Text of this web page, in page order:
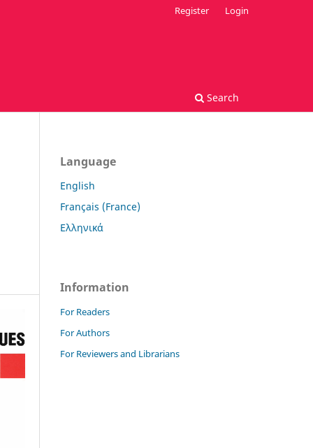
Search
Register Login
Language
English
Français (France)
Ελληνικά
Information
For Readers
For Authors
For Reviewers and Librarians